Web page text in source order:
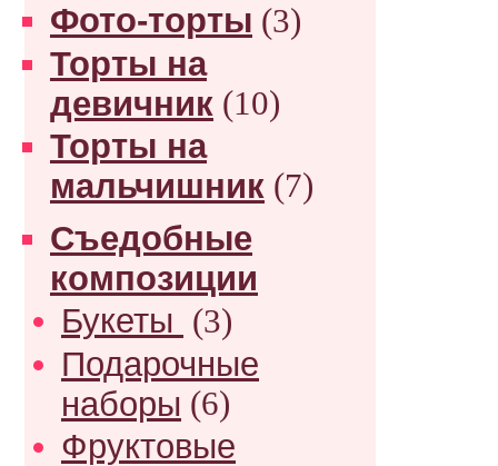
Фото-торты (3)
Торты на
девичник (10)
Торты на
мальчишник (7)
Съедобные
композиции
Букеты (3)
Подарочные
наборы (6)
Фруктовые